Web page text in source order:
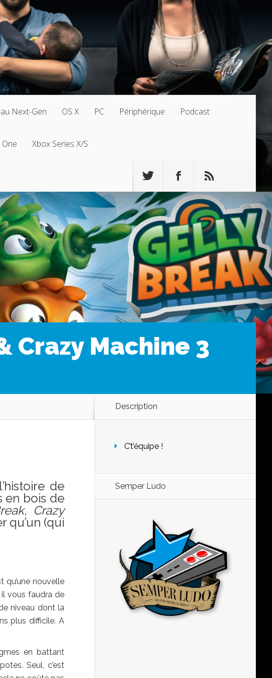
Next-Gen OS X PC Périphérique Podcast
Xbox Series X/S
Crazy Machine 3
de
en bois de
, Crazy
qu’un (qui
qu’une nouvelle
vous faudra de
niveau dont la
plus difficile. A
en battant
Seul, c’est
Description
C’t’équipe !
Semper Ludo